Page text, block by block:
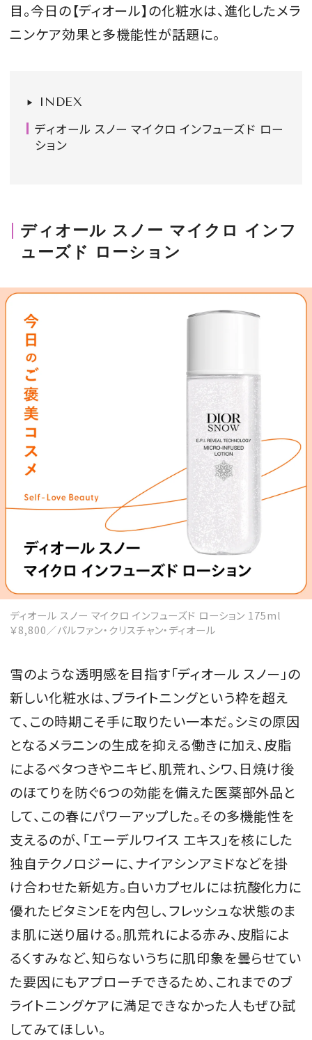
MAGAZINE
会員登録
Log in or Sign up
ログイン・新規会員登録
MAGAZINE
SPUR 2026 JULY
2026-07-23発売
最新号を試し読み
目。今日の【ディオール】の化粧水は、進化したメラ
ニンケア効果と多機能性が話題に。
INDEX
ディオール スノー マイクロ インフューズド ロー
ション
ディオール スノー マイクロ インフ
ューズド ローション
ディオール スノー マイクロ インフューズド ローション 175ml
￥8,800／パルファン・クリスチャン・ディオール
雪のような透明感を目指す「ディオール スノー」の
新しい化粧水は、ブライトニングという枠を超え
て、この時期こそ手に取りたい一本だ。シミの原因
となるメラニンの生成を抑える働きに加え、皮脂
によるベタつきやニキビ、肌荒れ、シワ、日焼け後
のほてりを防ぐ6つの効能を備えた医薬部外品と
して、この春にパワーアップした。その多機能性を
支えるのが、「エーデルワイス エキス」を核にした
独自テクノロジーに、ナイアシンアミドなどを掛
け合わせた新処方。白いカプセルには抗酸化力に
優れたビタミンEを内包し、フレッシュな状態のま
ま肌に送り届ける。肌荒れによる赤み、皮脂によ
るくすみなど、知らないうちに肌印象を曇らせてい
た要因にもアプローチできるため、これまでのブ
ライトニングケアに満足できなかった人もぜひ試
してみてほしい。